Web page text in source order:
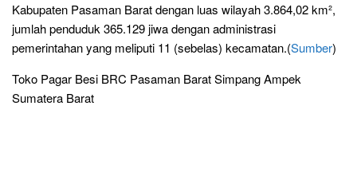
Kabupaten Pasaman Barat dengan luas wilayah 3.864,02 km²,
jumlah penduduk 365.129 jiwa dengan administrasi
pemerintahan yang meliputi 11 (sebelas) kecamatan.(Sumber)
Toko Pagar Besi BRC Pasaman Barat Simpang Ampek
Sumatera Barat